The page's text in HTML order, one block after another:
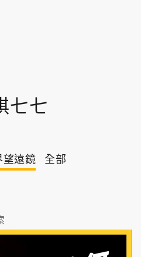
七七
望遠鏡 全部